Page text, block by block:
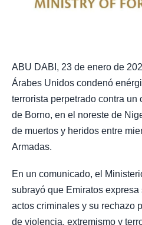
ABU DABI, 23 de enero de
Árabes Unidos condenó
terrorista perpetrado contra un
de Borno, en el noreste de
de muertos y heridos entre
Armadas.
En un comunicado, el
subrayó que Emiratos
actos criminales y su rechazo
de violencia, extremismo y